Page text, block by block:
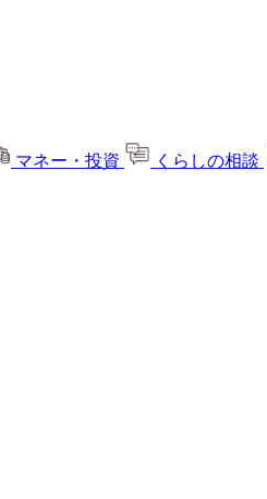
マネー・投資 くらしの相談